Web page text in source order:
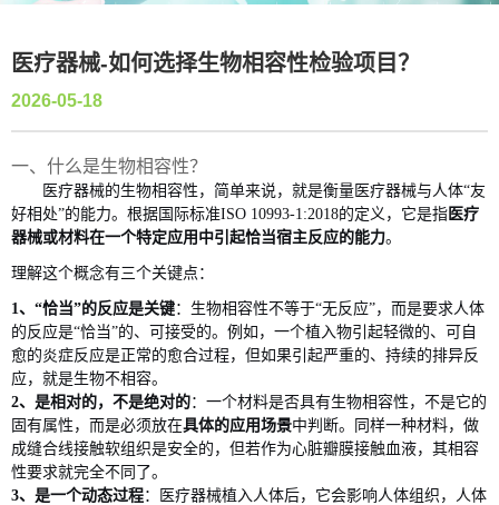
医疗器械-如何选择生物相容性检验项目？
2026-05-18
一、什么是生物相容性？
医疗器械的生物相容性，简单来说，就是衡量医疗器械与人体“友
好相处”的能力。根据国际标准ISO 10993-1:2018的定义，它是指 医疗
器械或材料在一个特定应用中引起恰当宿主反应的能力。
理解这个概念有三个关键点：
1、 “恰当”的反应是关键：生物相容性不等于“无反应”，而是要求人体
的反应是“恰当”的、可接受的。例如，一个植入物引起轻微的、可自
愈的炎症反应是正常的愈合过程，但如果引起严重的、持续的排异反
应，就是生物不相容。
2、 是相对的，不是绝对的：一个材料是否具有生物相容性，不是它的
固有属性，而是必须放在具体的应用场景中判断。同样一种材料，做
成缝合线接触软组织是安全的，但若作为心脏瓣膜接触血液，其相容
性要求就完全不同了。
3、 是一个动态过程：医疗器械植入人体后，它会影响人体组织，人体